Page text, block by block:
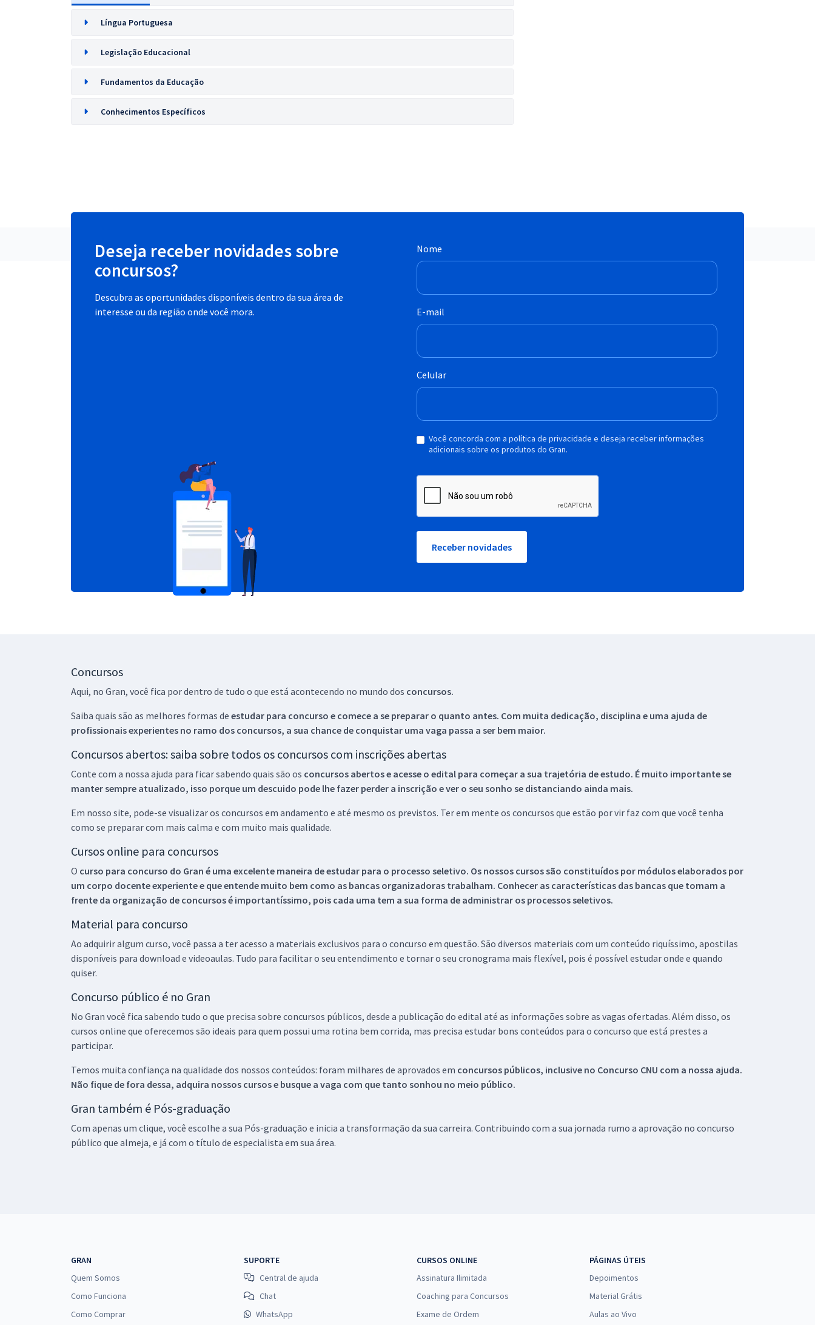
Língua Portuguesa
Legislação Educacional
Fundamentos da Educação
Conhecimentos Específicos
Deseja receber novidades sobre
concursos?
Descubra as oportunidades disponíveis dentro da sua área de
interesse ou da região onde você mora.
Nome
E-mail
Celular
Você concorda com a política de privacidade e deseja receber informações
adicionais sobre os produtos do Gran.
Receber novidades
Concursos
Aqui, no Gran, você fica por dentro de tudo o que está acontecendo no mundo dos concursos.
Saiba quais são as melhores formas de estudar para concurso e comece a se preparar o quanto antes. Com muita dedicação, disciplina e uma ajuda de
profissionais experientes no ramo dos concursos, a sua chance de conquistar uma vaga passa a ser bem maior.
Concursos abertos: saiba sobre todos os concursos com inscrições abertas
Conte com a nossa ajuda para ficar sabendo quais são os concursos abertos e acesse o edital para começar a sua trajetória de estudo. É muito importante se
manter sempre atualizado, isso porque um descuido pode lhe fazer perder a inscrição e ver o seu sonho se distanciando ainda mais.
Em nosso site, pode-se visualizar os concursos em andamento e até mesmo os previstos. Ter em mente os concursos que estão por vir faz com que você tenha
como se preparar com mais calma e com muito mais qualidade.
Cursos online para concursos
O curso para concurso do Gran é uma excelente maneira de estudar para o processo seletivo. Os nossos cursos são constituídos por módulos elaborados por
um corpo docente experiente e que entende muito bem como as bancas organizadoras trabalham. Conhecer as características das bancas que tomam a
frente da organização de concursos é importantíssimo, pois cada uma tem a sua forma de administrar os processos seletivos.
Material para concurso
Ao adquirir algum curso, você passa a ter acesso a materiais exclusivos para o concurso em questão. São diversos materiais com um conteúdo riquíssimo, apostilas
disponíveis para download e videoaulas. Tudo para facilitar o seu entendimento e tornar o seu cronograma mais flexível, pois é possível estudar onde e quando
quiser.
Concurso público é no Gran
No Gran você fica sabendo tudo o que precisa sobre concursos públicos, desde a publicação do edital até as informações sobre as vagas ofertadas. Além disso, os
cursos online que oferecemos são ideais para quem possui uma rotina bem corrida, mas precisa estudar bons conteúdos para o concurso que está prestes a
participar.
Temos muita confiança na qualidade dos nossos conteúdos: foram milhares de aprovados em concursos públicos, inclusive no Concurso CNU com a nossa ajuda.
Não fique de fora dessa, adquira nossos cursos e busque a vaga com que tanto sonhou no meio público.
Gran também é Pós-graduação
Com apenas um clique, você escolhe a sua Pós-graduação e inicia a transformação da sua carreira. Contribuindo com a sua jornada rumo a aprovação no concurso
público que almeja, e já com o título de especialista em sua área.
GRAN
Quem Somos
Como Funciona
Como Comprar
SUPORTE
Central de ajuda
Chat
WhatsApp
CURSOS ONLINE
Assinatura Ilimitada
Coaching para Concursos
Exame de Ordem
PÁGINAS ÚTEIS
Depoimentos
Material Grátis
Aulas ao Vivo